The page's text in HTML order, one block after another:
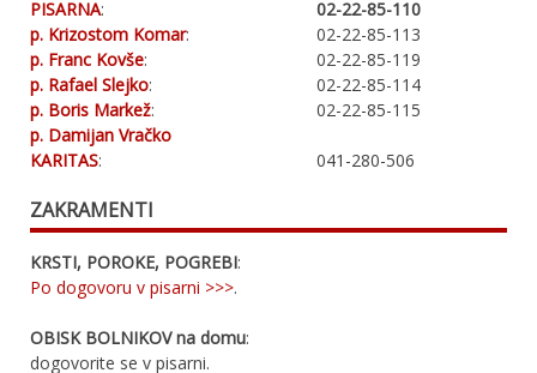
PISARNA:
02-22-85-110
p. Krizostom Komar:
02-22-85-113
p. Franc Kovše:
02-22-85-119
p. Rafael Slejko:
02-22-85-114
p. Boris Markež:
02-22-85-115
p. Damijan Vračko
KARITAS: 041-280-506
ZAKRAMENTI
KRSTI, POROKE, POGREBI:
Po dogovoru v pisarni >>>.
OBISK BOLNIKOV na domu:
dogovorite se v pisarni.